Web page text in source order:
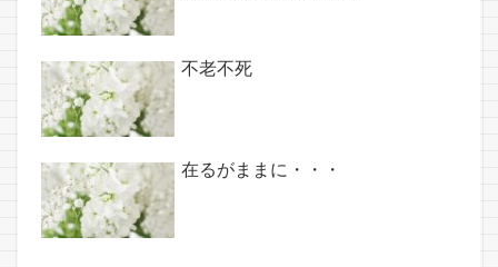
不老不死
在るがままに・・・